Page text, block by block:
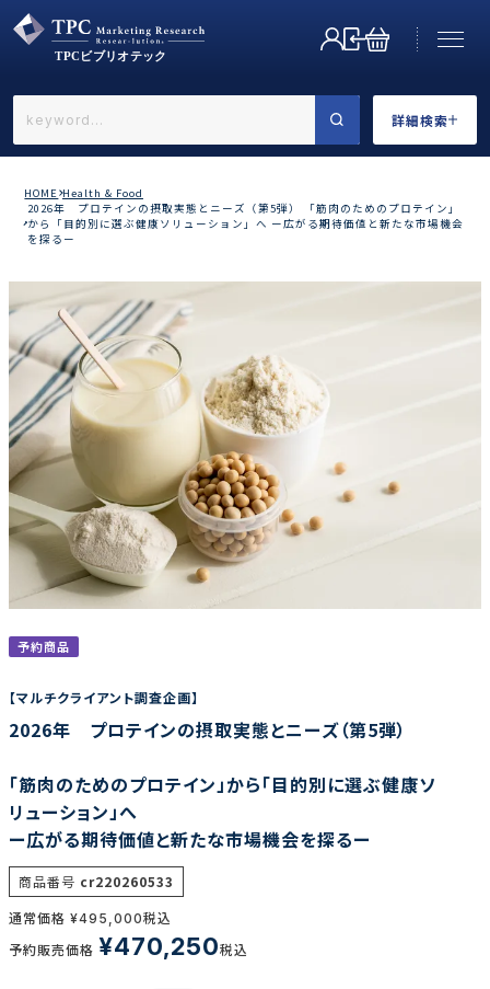
詳細検索
←戻る
業界で選ぶ
カテゴリで選ぶ
調査の種類で選ぶ
リセット 検索する
HOME Health & Food
2026年 プロテインの摂取実態とニーズ（第5弾） 「筋肉のためのプロテイン」
から「目的別に選ぶ健康ソリューション」へ ー広がる期待価値と新たな市場機会
を探るー
予約商品
【マルチクライアント調査企画】
2026年 プロテインの摂取実態とニーズ（第5弾）
「筋肉のためのプロテイン」から「目的別に選ぶ健康ソ
リューション」へ
ー広がる期待価値と新たな市場機会を探るー
商品番号 cr220260533
通常価格 ¥495,000税込
予約販売価格 ¥470,250税込